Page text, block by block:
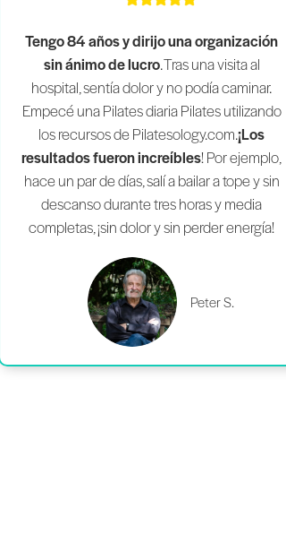
Tengo 84 años y dirijo una organización
sin ánimo de lucro. Tras una visita al
hospital, sentía dolor y no podía caminar.
Empecé una Pilates diaria Pilates utilizando
los recursos de Pilatesology.com.¡Los
resultados fueron increíbles! Por ejemplo,
hace un par de días, salí a bailar a tope y sin
descanso durante tres horas y media
completas, ¡sin dolor y sin perder energía!
Peter S.